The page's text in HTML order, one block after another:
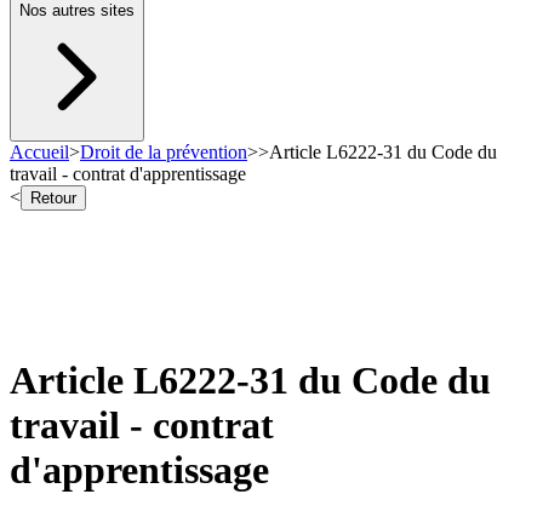
Nos autres sites
Accueil>Droit de la prévention>>Article L6222-31 du Code du
travail - contrat d'apprentissage
<
Retour
Article L6222-31 du Code du
travail - contrat
d'apprentissage